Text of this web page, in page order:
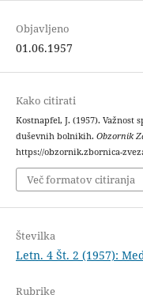
Objavljeno
01.06.1957
Kako citirati
Kostnapfel, J. (1957).
duševnih bolnikih. Obzornik
https://obzornik.zbornica-
Več formatov citiranja
Številka
Letn. 4 Št. 2 (1957):
Rubrike